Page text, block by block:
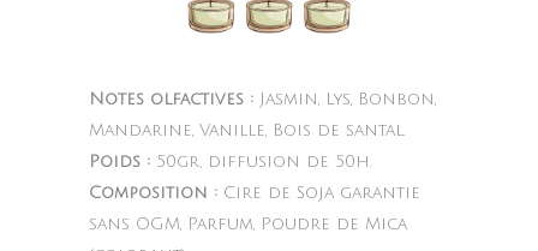
Notes olfactives : Jasmin, Lys, Bonbon,
Mandarine, Vanille, Bois de santal.
Poids : 50gr, diffusion de 50h.
Composition : Cire de Soja garantie
sans OGM, Parfum, Poudre de Mica